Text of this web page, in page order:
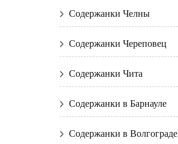
Содержанки Челны
Содержанки Череповец
Содержанки Чита
Содержанки в Барнауле
Содержанки в Волгограде